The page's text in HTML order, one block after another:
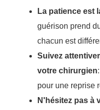
La patience est
guérison prend
chacun est
Suivez
votre chirurgien
pour une reprise
N'hésitez pas à